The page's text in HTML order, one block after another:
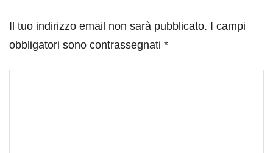
Il tuo indirizzo email non sarà pubblicato. I campi
obbligatori sono contrassegnati *